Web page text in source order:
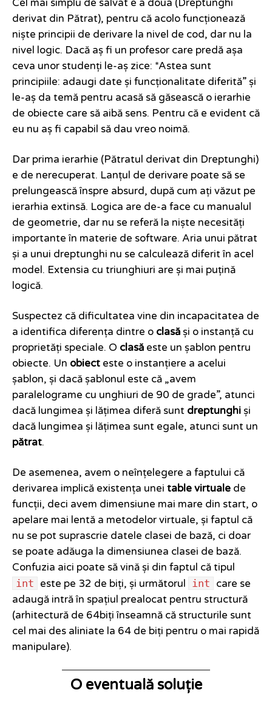
Cel mai simplu de salvat e a doua (Dreptunghi
derivat din Pătrat), pentru că acolo funcționează
niște principii de derivare la nivel de cod, dar nu la
nivel logic. Dacă aș fi un profesor care predă așa
ceva unor studenți le-aș zice: *Astea sunt
principiile: adaugi date și funcționalitate diferită” și
le-aș da temă pentru acasă să găsească o ierarhie
de obiecte care să aibă sens. Pentru că e evident că
eu nu aș fi capabil să dau vreo noimă.
Dar prima ierarhie (Pătratul derivat din Dreptunghi)
e de nerecuperat. Lanțul de derivare poate să se
prelungească înspre absurd, după cum ați văzut pe
ierarhia extinsă. Logica are de-a face cu manualul
de geometrie, dar nu se referă la niște necesități
importante în materie de software. Aria unui pătrat
și a unui dreptunghi nu se calculează diferit în acel
model. Extensia cu triunghiuri are și mai puțină
logică.
Suspectez că dificultatea vine din incapacitatea de
a identifica diferența dintre o clasă și o instanță cu
proprietăți speciale. O clasă este un șablon pentru
obiecte. Un obiect este o instanțiere a acelui
șablon, și dacă șablonul este că „avem
paralelograme cu unghiuri de 90 de grade”, atunci
dacă lungimea și lățimea diferă sunt dreptunghi și
dacă lungimea și lățimea sunt egale, atunci sunt un
pătrat.
De asemenea, avem o neînțelegere a faptului că
derivarea implică existența unei table virtuale de
funcții, deci avem dimensiune mai mare din start, o
apelare mai lentă a metodelor virtuale, și faptul că
nu se pot suprascrie datele clasei de bază, ci doar
se poate adăuga la dimensiunea clasei de bază.
Confuzia aici poate să vină și din faptul că tipul
int este pe 32 de biți, și următorul int care se
adaugă intră în spațiul prealocat pentru structură
(arhitectură de 64biți înseamnă că structurile sunt
cel mai des aliniate la 64 de biți pentru o mai rapidă
manipulare).
O eventuală soluție